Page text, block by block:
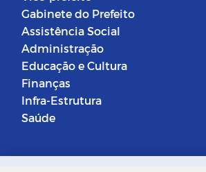
Gabinete do Prefeito
Assistência Social
Administração
Educação e Cultura
Finanças
Infra-Estrutura
Saúde